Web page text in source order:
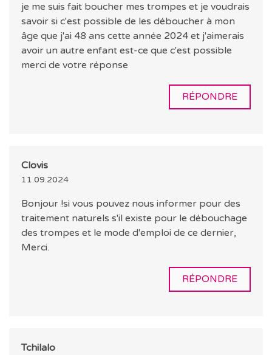
je me suis fait boucher mes trompes et je voudrais
savoir si c'est possible de les déboucher à mon
âge que j'ai 48 ans cette année 2024 et j'aimerais
avoir un autre enfant est-ce que c'est possible
merci de votre réponse
RÉPONDRE
Clovis
11.09.2024
Bonjour !si vous pouvez nous informer pour des
traitement naturels s'il existe pour le débouchage
des trompes et le mode d'emploi de ce dernier,
Merci.
RÉPONDRE
Tchilalo